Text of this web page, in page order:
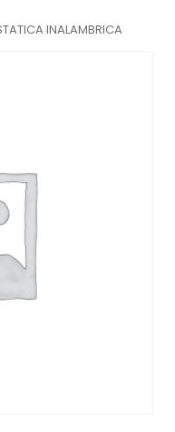
INALAMBRICA